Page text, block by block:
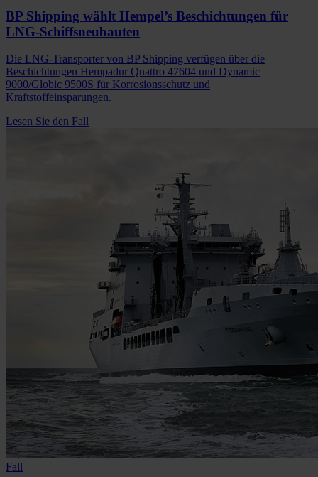
BP Shipping wählt Hempel’s Beschichtungen für
LNG-Schiffsneubauten
Die LNG-Transporter von BP Shipping verfügen über die
Beschichtungen Hempadur Quattro 47604 und Dynamic
9000/Globic 9500S für Korrosionsschutz und
Kraftstoffeinsparungen.
Lesen Sie den Fall
Fall